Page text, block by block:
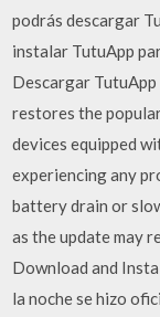
podrás descargar
instalar TutuApp
Descargar
restores the
devices equipped
experiencing any
battery drain or
as the update may
Download and
la noche se hizo